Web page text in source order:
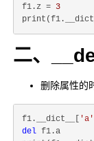
f1.z = 3
二、
删除属性的
f1.__dict__[ 'a'
del f1.a